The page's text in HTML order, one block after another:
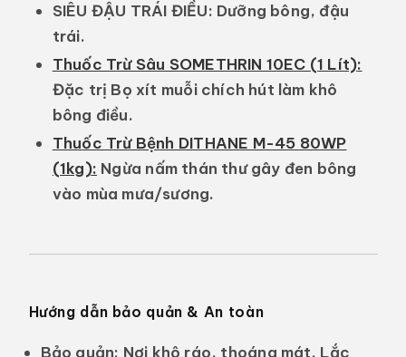
SIÊU ĐẬU TRÁI ĐIỀU: Dưỡng bông, đậu
trái.
Thuốc Trừ Sâu SOMETHRIN 10EC (1 Lít):
Đặc trị Bọ xít muỗichích hút làm khô
bông điều.
Thuốc Trừ Bệnh DITHANE M-45 80WP
(1kg): Ngừa nấm thán thưgây đen bông
vào mùa mưa/sương.
Hướng dẫn bảo quản & An toàn
Bảo quản: Nơi khô ráo, thoáng mát. Lắc